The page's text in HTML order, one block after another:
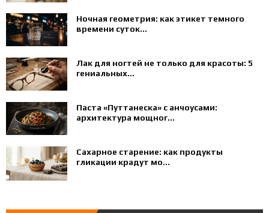
Ночная геометрия: как этикет темного
времени суток...
Лак для ногтей не только для красоты: 5
гениальных...
Паста «Путтанеска» с анчоусами:
архитектура мощног...
Сахарное старение: как продукты
гликации крадут мо...